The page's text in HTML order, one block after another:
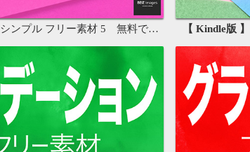
シンプル フリー素材 5 無料で使える背景素材集 【 Kindle版 】